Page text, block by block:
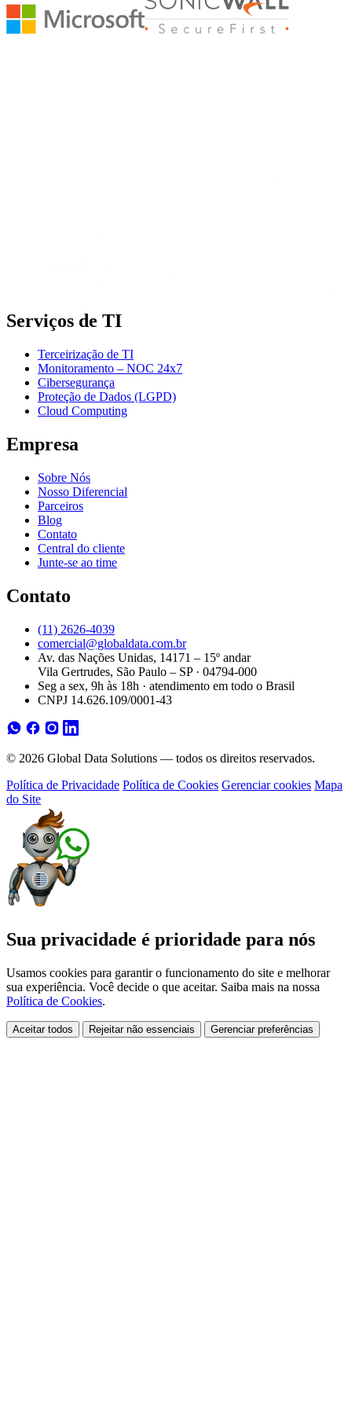
Serviços de TI
Terceirização de TI
Monitoramento – NOC 24x7
Cibersegurança
Proteção de Dados (LGPD)
Cloud Computing
Empresa
Sobre Nós
Nosso Diferencial
Parceiros
Blog
Contato
Central do cliente
Junte-se ao time
Contato
(11) 2626-4039
comercial@globaldata.com.br
Av. das Nações Unidas, 14171 – 15º andar
Vila Gertrudes, São Paulo – SP · 04794-000
Seg a sex, 9h às 18h · atendimento em todo o Brasil
CNPJ 14.626.109/0001-43
© 2026 Global Data Solutions — todos os direitos reservados.
Política de Privacidade Política de Cookies Gerenciar cookies Mapa
do Site
Sua privacidade é prioridade para nós
Usamos cookies para garantir o funcionamento do site e melhorar
sua experiência. Você decide o que aceitar. Saiba mais na nossa
Política de Cookies.
Aceitar todos Rejeitar não essenciais Gerenciar preferências